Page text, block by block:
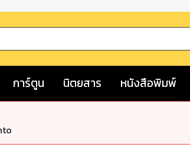
การ์ตูน นิตยสาร หนังสือพิมพ์